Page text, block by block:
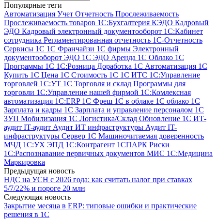
Популярные теги
Автоматизация Учет Отчетность Прослеживаемость
Прослеживаемость товаров 1С:Бухгалтерия КЭДО Кадровый
ЭДО Кадровый электронный документооборот 1С:Кабинет
сотрудника Регламентированная отчетность 1С-Отчетность
Сервисы 1С 1С Франчайзи 1С фирмы Электронный
документооборот ЭДО 1С ЭДО Аренда 1С Облако 1С
Программы 1С 1С:Розница Доработка 1С Автоматизация 1С
Купить 1С Цена 1С Стоимость 1С 1С ИТС 1С:Управление
торговлей 1С:УТ 1С Торговля и склад Программы для
торговли 1С:Управление нашей фирмой 1С:Комлексная
автоматизация 1С:ERP 1С Фреш 1С в облаке 1С облако 1С
Зарплата и кадры 1С Зарплата и управление персоналом 1С
ЗУП Мобилизация 1С Логистика/Склад Обновление 1С ИТ-
аудит IT-аудит Аудит ИТ инфраструктуры Аудит IT-
инфраструктуры Сервер 1С Машиночитаемая доверенность
МЧД 1С:УХ ЭПД 1С:Контрагент 1СПАРК Риски
1С:Распознавание первичных документов МИС 1С:Медицина
Маркировка
Предыдущая новость
НДС на УСН с 2026 года: как считать налог при ставках
5/7/22% и пороге 20 млн
Следующая новость
Закрытие месяца в ERP: типовые ошибки и практические
решения в 1С